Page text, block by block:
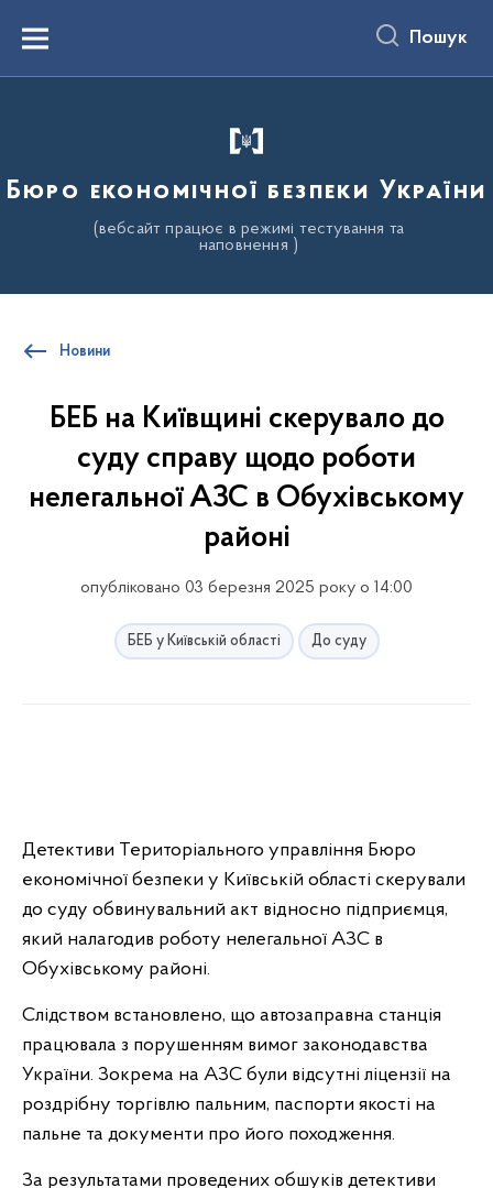
вмістуMenu Пошук
Бюро економічної безпеки України
(вебсайт працює в режимі тестування та
наповнення )
Новини
БЕБ на Київщині скерувало до
суду справу щодо роботи
нелегальної АЗС в Обухівському
районі
опубліковано 03 березня 2025 року о 14:00
БЕБ у Київській області До суду
Детективи Територіального управління Бюро
економічної безпеки у Київській області скерували
до суду обвинувальний акт відносно підприємця,
який налагодив роботу нелегальної АЗС в
Обухівському районі.
Слідством встановлено, що автозаправна станція
працювала з порушенням вимог законодавства
України. Зокрема на АЗС були відсутні ліцензії на
роздрібну торгівлю пальним, паспорти якості на
пальне та документи про його походження.
За результатами проведених обшуків детективи